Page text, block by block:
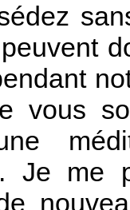
vous
Je me